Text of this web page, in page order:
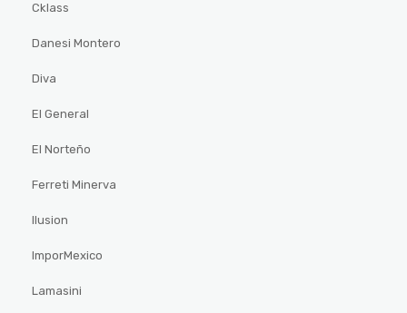
Cklass
Danesi Montero
Diva
El General
El Norteño
Ferreti Minerva
Ilusion
ImporMexico
Lamasini